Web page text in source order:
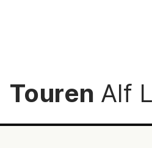
Touren Alf